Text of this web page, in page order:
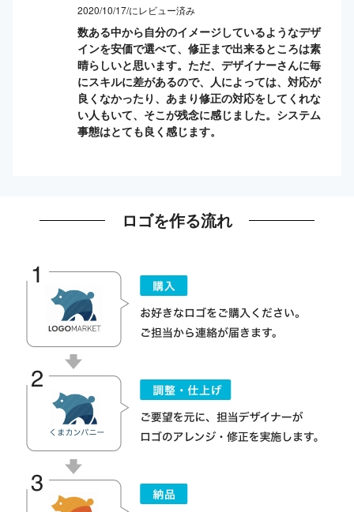
2020/10/17/にレビュー済み
数ある中から自分のイメージしているようなデザ
インを安価で選べて、修正まで出来るところは素
晴らしいと思います。ただ、デザイナーさんに毎
にスキルに差があるので、人によっては、対応が
良くなかったり、あまり修正の対応をしてくれな
い人もいて、そこが残念に感じました。システム
事態はとても良く感じます。
ロゴを作る流れ